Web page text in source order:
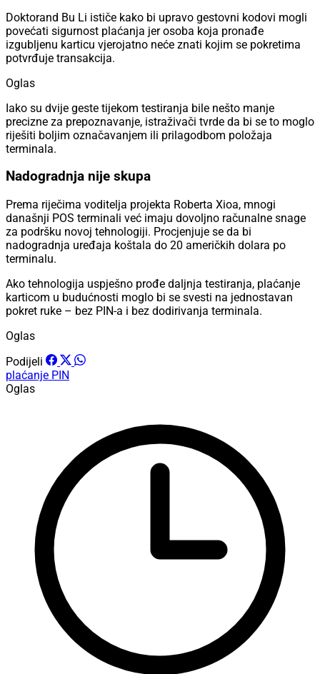
Doktorand Bu Li ističe kako bi upravo gestovni kodovi mogli
povećati sigurnost plaćanja jer osoba koja pronađe
izgubljenu karticu vjerojatno neće znati kojim se pokretima
potvrđuje transakcija.
Oglas
Iako su dvije geste tijekom testiranja bile nešto manje
precizne za prepoznavanje, istraživači tvrde da bi se to moglo
riješiti boljim označavanjem ili prilagodbom položaja
terminala.
Nadogradnja nije skupa
Prema riječima voditelja projekta Roberta Xioa, mnogi
današnji POS terminali već imaju dovoljno računalne snage
za podršku novoj tehnologiji. Procjenjuje se da bi
nadogradnja uređaja koštala do 20 američkih dolara po
terminalu.
Ako tehnologija uspješno prođe daljnja testiranja, plaćanje
karticom u budućnosti moglo bi se svesti na jednostavan
pokret ruke – bez PIN-a i bez dodirivanja terminala.
Oglas
Podijeli
plaćanje PIN
Oglas